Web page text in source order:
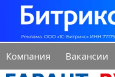
Компания Вакансии